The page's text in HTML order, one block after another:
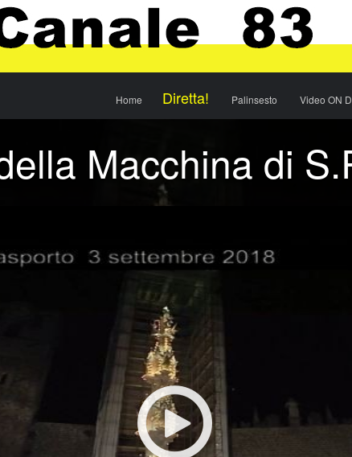
Home Diretta! Palinsesto Video ON
Macchina di